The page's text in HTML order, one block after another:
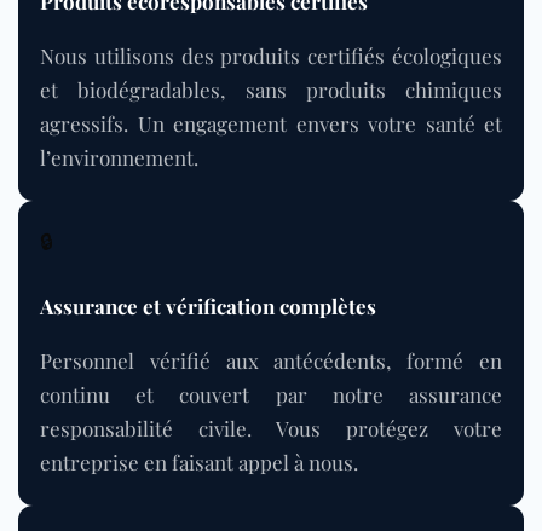
Nous utilisons des produits certifiés écologiques
et biodégradables, sans produits chimiques
agressifs. Un engagement envers votre santé et
l’environnement.
🔒
Assurance et vérification complètes
Personnel vérifié aux antécédents, formé en
continu et couvert par notre assurance
responsabilité civile. Vous protégez votre
entreprise en faisant appel à nous.